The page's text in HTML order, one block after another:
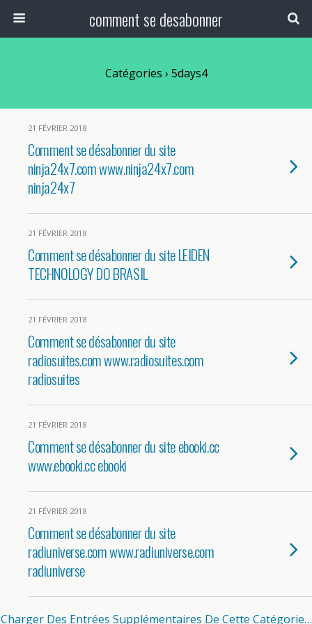
comment se desabonner
Catégories › 5days4
21 FÉVRIER 2018
Comment se désabonner du site
ninja24x7.com www.ninja24x7.com
ninja24x7
21 FÉVRIER 2018
Comment se désabonner du site LEIDEN
TECHNOLOGY DO BRASIL
21 FÉVRIER 2018
Comment se désabonner du site
radiosuites.com www.radiosuites.com
radiosuites
21 FÉVRIER 2018
Comment se désabonner du site ebooki.cc
www.ebooki.cc ebooki
21 FÉVRIER 2018
Comment se désabonner du site
radiuniverse.com www.radiuniverse.com
radiuniverse
Charger Des Entrées Supplémentaires De Cette Catégorie…